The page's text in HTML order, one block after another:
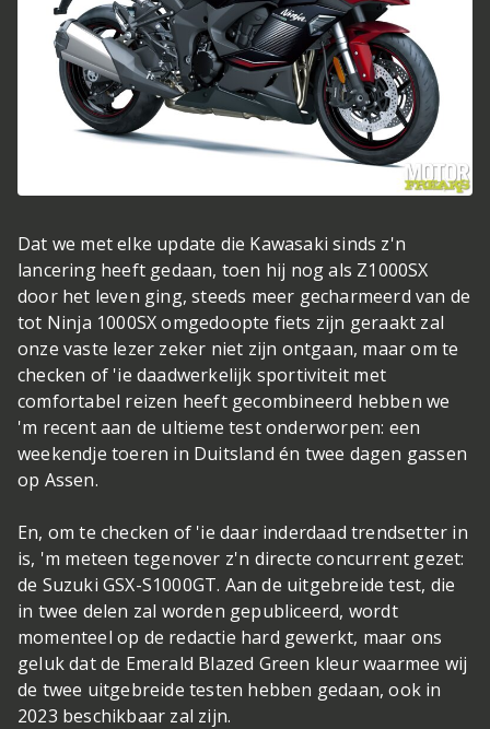
Dat we met elke update die Kawasaki sinds z'n
lancering heeft gedaan, toen hij nog als Z1000SX
door het leven ging, steeds meer gecharmeerd van de
tot Ninja 1000SX omgedoopte fiets zijn geraakt zal
onze vaste lezer zeker niet zijn ontgaan, maar om te
checken of 'ie daadwerkelijk sportiviteit met
comfortabel reizen heeft gecombineerd hebben we
'm recent aan de ultieme test onderworpen: een
weekendje toeren in Duitsland én twee dagen gassen
op Assen.
En, om te checken of 'ie daar inderdaad trendsetter in
is, 'm meteen tegenover z'n directe concurrent gezet:
de Suzuki GSX-S1000GT. Aan de uitgebreide test, die
in twee delen zal worden gepubliceerd, wordt
momenteel op de redactie hard gewerkt, maar ons
geluk dat de Emerald Blazed Green kleur waarmee wij
de twee uitgebreide testen hebben gedaan, ook in
2023 beschikbaar zal zijn.